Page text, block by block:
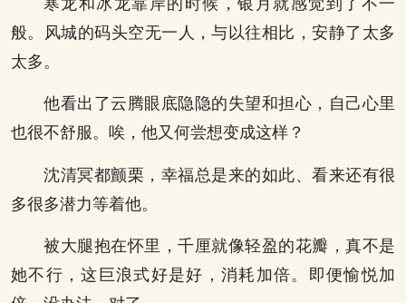
般。风城的码头空无一人，与以往相比，安静了太多
太多。
他看出了云腾眼底隐隐的失望和担心，自己心里
也很不舒服。唉，他又何尝想变成这样？
沈清冥都颤栗，幸福总是来的如此、看来还有很
多很多潜力等着他。
被大腿抱在怀里，千厘就像轻盈的花瓣，真不是
她不行，这巨浪式好是好，消耗加倍。即便愉悦加